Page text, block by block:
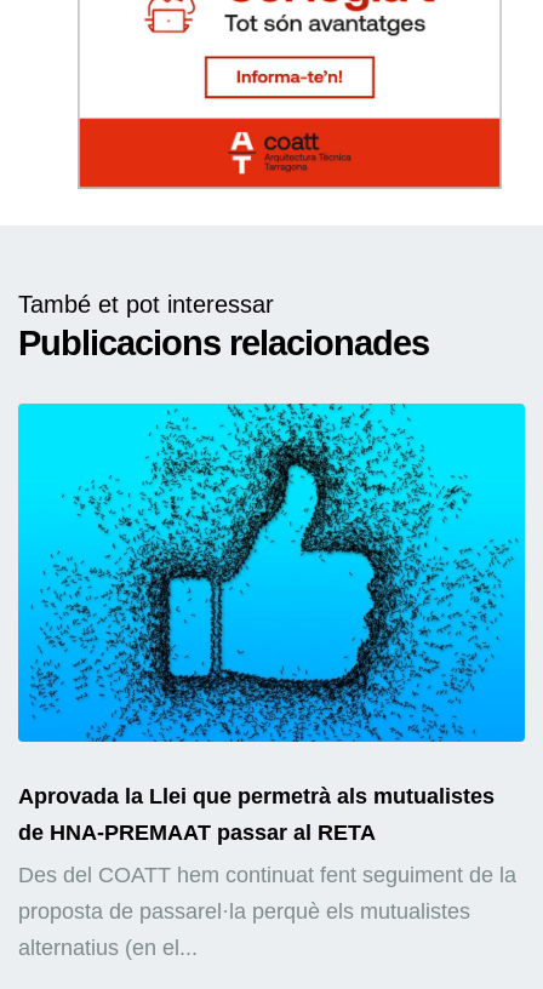
També et pot interessar
Publicacions relacionades
Aprovada la Llei que permetrà als mutualistes
de HNA-PREMAAT passar al RETA
Des del COATT hem continuat fent seguiment de la
proposta de passarel·la perquè els mutualistes
alternatius (en el...